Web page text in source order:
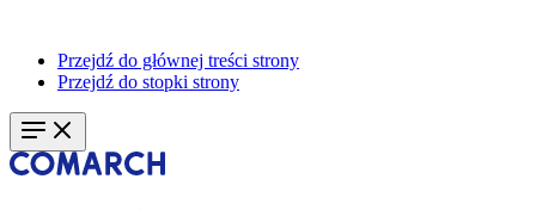
Przejdź do głównej treści strony
Przejdź do stopki strony